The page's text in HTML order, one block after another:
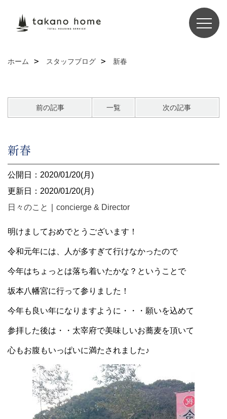
ホーム スタッフブログ 新春
前の記事 一覧 次の記事
新春
公開日：2020/01/20(月)
更新日：2020/01/20(月)
日々のこと
concierge & Director
明けましておめでとうございます！
令和元年には、人が多すぎて行けなかったので
今年はちょっとは落ち着いたかな？ということで
坂本八幡宮に行って参りました！
今年も良い年になりますように・・・願いを込めて
参拝した後は・・太宰府で美味しいお蕎麦を頂いて
心もお腹もいっぱいに満たされました♪